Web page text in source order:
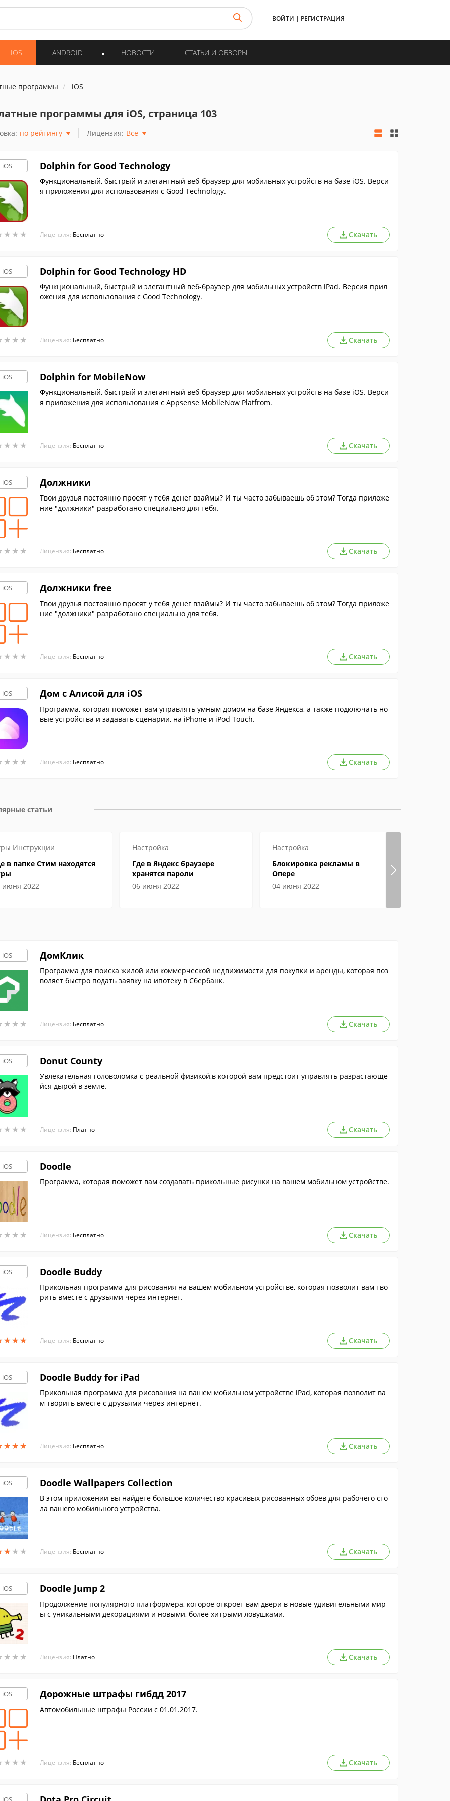
ВОЙТИ | РЕГИСТРАЦИЯ
IOS ANDROID НОВОСТИ СТАТЬИ И ОБЗОРЫ
программы iOS
программы для iOS, страница 103
по рейтингу Лицензия: Все
iOS
★ ★ ★
★ ★ ★
Dolphin for Good Technology
Функциональный, быстрый и элегантный веб-браузер для мобильных устройств на базе iOS. Верси
я приложения для использования c Good Technology.
Лицензия: Бесплатно Скачать
iOS
★ ★ ★
★ ★ ★
Dolphin for Good Technology HD
Функциональный, быстрый и элегантный веб-браузер для мобильных устройств iPad. Версия прил
ожения для использования c Good Technology.
Лицензия: Бесплатно Скачать
iOS
★ ★ ★
★ ★ ★
Dolphin for MobileNow
Функциональный, быстрый и элегантный веб-браузер для мобильных устройств на базе iOS. Верси
я приложения для использования c Appsense MobileNow Platfrom.
Лицензия: Бесплатно Скачать
iOS
★ ★ ★
★ ★ ★
Должники
Твои друзья постоянно просят у тебя денег взаймы? И ты часто забываешь об этом? Тогда приложе
ние "должники" разработано специально для тебя.
Лицензия: Бесплатно Скачать
iOS
★ ★ ★
★ ★ ★
Должники free
Твои друзья постоянно просят у тебя денег взаймы? И ты часто забываешь об этом? Тогда приложе
ние "должники" разработано специально для тебя.
Лицензия: Бесплатно Скачать
iOS
★ ★ ★
★ ★ ★
Дом с Алисой для iOS
Программа, которая поможет вам управлять умным домом на базе Яндекса, а также подключать но
вые устройства и задавать сценарии, на iPhone и iPod Touch.
Лицензия: Бесплатно Скачать
статьи
Инструкции
в папке Стим находятся
июня 2022
Настройка
Где в Яндекс браузере
хранятся пароли
06 июня 2022
Настройка
Блокировка рекламы в
Опере
04 июня 2022
iOS
★ ★ ★
★ ★ ★
ДомКлик
Программа для поиска жилой или коммерческой недвижимости для покупки и аренды, которая поз
воляет быстро подать заявку на ипотеку в Сбербанк.
Лицензия: Бесплатно Скачать
iOS
★ ★ ★
★ ★ ★
Donut County
Увлекательная головоломка с реальной физикой,в которой вам предстоит управлять разрастающе
йся дырой в земле.
Лицензия: Платно Скачать
iOS
★ ★ ★
★ ★ ★
Doodle
Программа, которая поможет вам создавать прикольные рисунки на вашем мобильном устройстве.
Лицензия: Бесплатно Скачать
iOS
★★★
★★★
Doodle Buddy
Прикольная программа для рисования на вашем мобильном устройстве, которая позволит вам тво
рить вместе с друзьями через интернет.
Лицензия: Бесплатно Скачать
iOS
★★★
★★★
Doodle Buddy for iPad
Прикольная программа для рисования на вашем мобильном устройстве iPad, которая позволит ва
м творить вместе с друзьями через интернет.
Лицензия: Бесплатно Скачать
iOS
★ ★ ★
★ ★ ★
Doodle Wallpapers Collection
В этом приложении вы найдете большое количество красивых рисованных обоев для рабочего сто
ла вашего мобильного устройства.
Лицензия: Бесплатно Скачать
iOS
★ ★ ★
★ ★ ★
Doodle Jump 2
Продолжение популярного платформера, которое откроет вам двери в новые удивительными мир
ы с уникальными декорациями и новыми, более хитрыми ловушками.
Лицензия: Платно Скачать
iOS
★ ★ ★
★ ★ ★
Дорожные штрафы гибдд 2017
Автомобильные штрафы России c 01.01.2017.
Лицензия: Бесплатно Скачать